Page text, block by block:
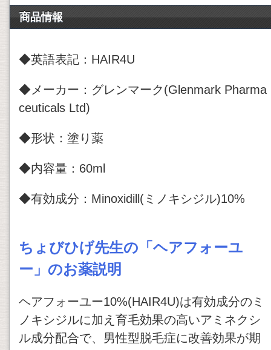
商品情報
◆英語表記：HAIR4U
◆メーカー：グレンマーク(Glenmark Pharma
ceuticals Ltd)
◆形状：塗り薬
◆内容量：60ml
◆有効成分：Minoxidill(ミノキシジル)10%
ちょびひげ先生の「ヘアフォーユ
ー」のお薬説明
ヘアフォーユー10%(HAIR4U)は有効成分のミ
ノキシジルに加え育毛効果の高いアミネクシ
ル成分配合で、男性型脱毛症に改善効果が期